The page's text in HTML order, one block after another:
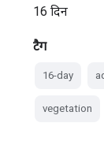
16 दिन
टैग
16-day
vegetation